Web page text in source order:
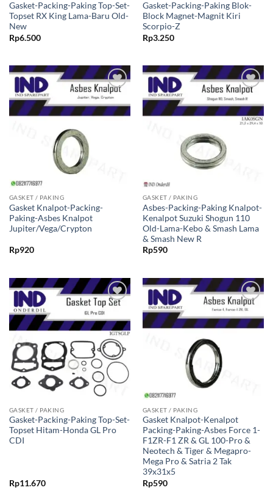
Gasket-Packing-Paking Top-Set-
Topset RX King Lama-Baru Old-
New
Rp6.500
Gasket-Packing-Paking Blok-
Block Magnet-Magnit Kiri
Scorpio-Z
Rp3.250
Tambahkan
ke Wishlist
GASKET / PAKING
Gasket Knalpot-Packing-
Paking-Asbes Knalpot
Jupiter/Vega/Crypton
Rp920
Tambahkan
ke Wishlist
GASKET / PAKING
Asbes-Packing-Paking Knalpot-
Kenalpot Suzuki Shogun 110
Old-Lama-Kebo & Smash Lama
& Smash New R
Rp590
Tambahkan
ke Wishlist
GASKET / PAKING
Gasket-Packing-Paking Top-Set-
Topset Hitam-Honda GL Pro
CDI
Rp11.670
Tambahkan
ke Wishlist
GASKET / PAKING
Gasket Knalpot-Kenalpot
Packing-Paking-Asbes Force 1-
F1ZR-F1 ZR & GL 100-Pro &
Neotech & Tiger & Megapro-
Mega Pro & Satria 2 Tak
39x31x5
Rp590